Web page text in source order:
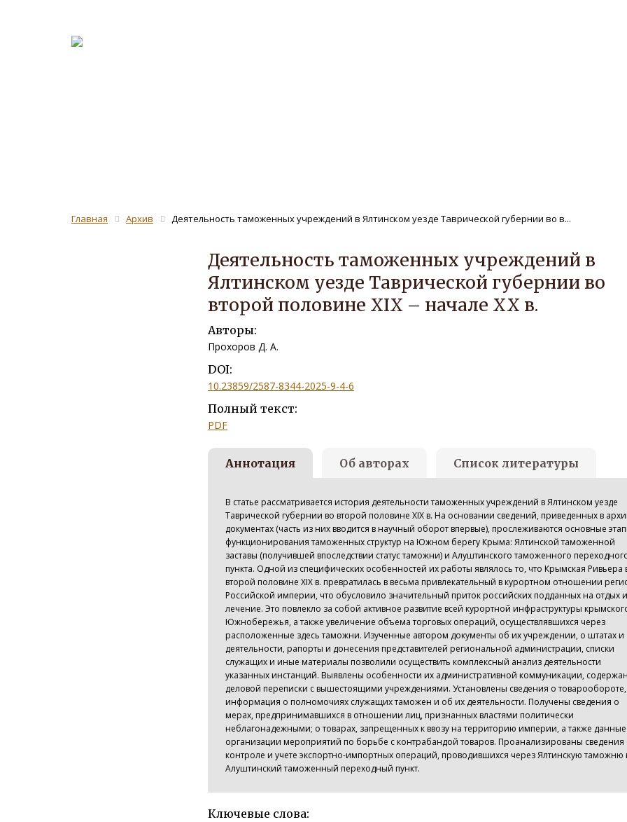
Главная Архив Деятельность таможенных учреждений в Ялтинском уезде Таврической губернии во в...
Деятельность таможенных учреждений в
Ялтинском уезде Таврической губернии во
второй половине XIX – начале XX в.
Авторы:
Прохоров Д. А.
DOI:
10.23859/2587-8344-2025-9-4-6
Полный текст:
PDF
Аннотация
В статье рассматривается история деятельности таможенных учреждений в Ялтинском уезде
Таврической губернии во второй половине XIX в. На основании сведений, приведенных в
документах (часть из них вводится в научный оборот впервые), прослеживаются основные
функционирования таможенных структур на Южном берегу Крыма: Ялтинской таможенной
заставы (получившей впоследствии статус таможни) и Алуштинского таможенного
пункта. Одной из специфических особенностей их работы являлось то, что Крымская Ривьера
второй половине XIX в. превратилась в весьма привлекательный в курортном отношении
Российской империи, что обусловило значительный приток российских подданных на отдых и
лечение. Это повлекло за собой активное развитие всей курортной инфраструктуры
Южнобережья, а также увеличение объема торговых операций, осуществлявшихся через
расположенные здесь таможни. Изученные автором документы об их учреждении, о штатах и
деятельности, рапорты и донесения представителей региональной администрации, списки
служащих и иные материалы позволили осуществить комплексный анализ деятельности
указанных инстанций. Выявлены особенности их административной коммуникации,
деловой переписки с вышестоящими учреждениями. Установлены сведения о товарообороте,
информация о полномочиях служащих таможен и об их деятельности. Получены сведения о
мерах, предпринимавшихся в отношении лиц, признанных властями политически
неблагонадежными; о товарах, запрещенных к ввозу на территорию империи, а также
организации мероприятий по борьбе с контрабандой товаров. Проанализированы сведения
контроле и учете экспортно-импортных операций, проводившихся через Ялтинскую таможню
Алуштинский таможенный переходный пункт.
Об авторах Список литературы
Ключевые слова: